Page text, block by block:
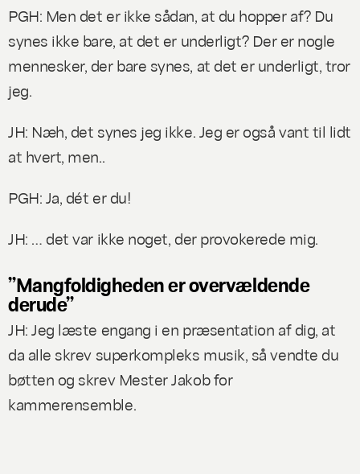
PGH: Men det er ikke sådan, at du hopper af? Du
synes ikke bare, at det er underligt? Der er nogle
mennesker, der bare synes, at det er underligt, tror
jeg.
JH: Næh, det synes jeg ikke. Jeg er også vant til lidt
at hvert, men..
PGH: Ja, dét er du!
JH: … det var ikke noget, der provokerede mig.
”Mangfoldigheden er overvældende
derude”
JH: Jeg læste engang i en præsentation af dig, at
da alle skrev superkompleks musik, så vendte du
bøtten og skrev Mester Jakobfor
kammerensemble.